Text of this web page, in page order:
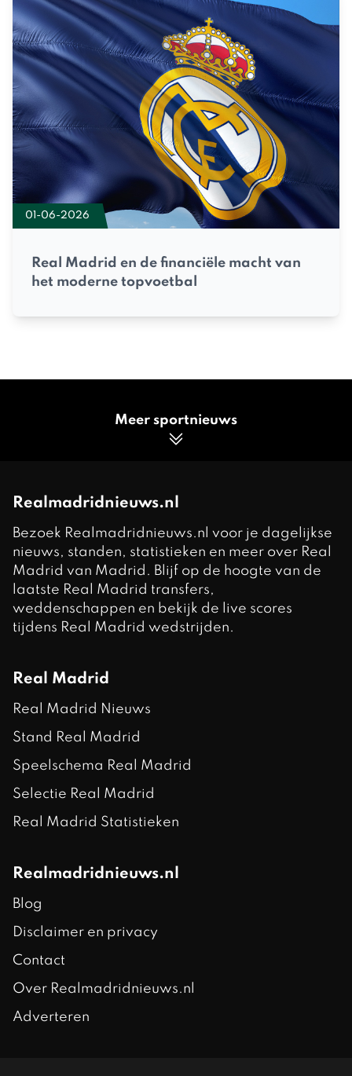
01-06-2026
Real Madrid en de financiële macht van
het moderne topvoetbal
Meer sportnieuws
Realmadridnieuws.nl
Bezoek Realmadridnieuws.nl voor je dagelijkse
nieuws, standen, statistieken en meer over Real
Madrid van Madrid. Blijf op de hoogte van de
laatste Real Madrid transfers,
weddenschappen en bekijk de live scores
tijdens Real Madrid wedstrijden.
Real Madrid
Real Madrid Nieuws
Stand Real Madrid
Speelschema Real Madrid
Selectie Real Madrid
Real Madrid Statistieken
Realmadridnieuws.nl
Blog
Disclaimer en privacy
Contact
Over Realmadridnieuws.nl
Adverteren